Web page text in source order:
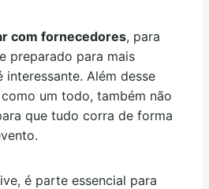
com fornecedores, para
preparado para mais
interessante. Além desse
um todo, também não
que tudo corra de forma
é parte essencial para